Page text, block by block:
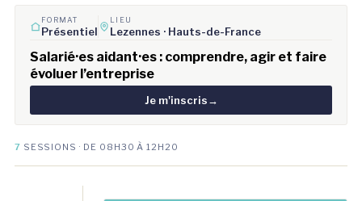
FORMAT
Présentiel
LIEU
Lezennes · Hauts-de-France
Salarié·es aidant·es : comprendre, agir et faire
évoluer l’entreprise
Je m'inscris→
7 SESSIONS · DE 08H30 À 12H20